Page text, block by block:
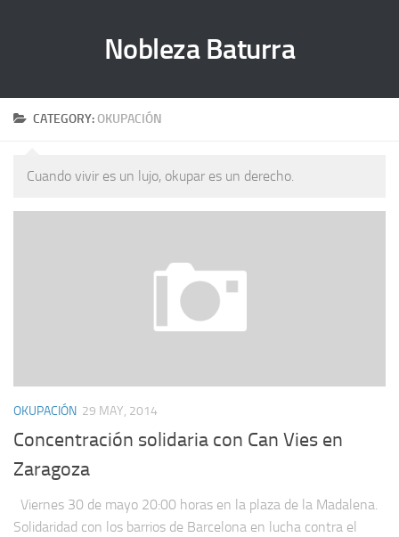
Nobleza Baturra
CATEGORY:OKUPACIÓN
Cuando vivir es un lujo, okupar es un derecho.
OKUPACIÓN 29 MAY, 2014
Concentración solidaria con Can Vies en
Zaragoza
Viernes 30 de mayo 20:00 horas en la plaza de la Madalena.
Solidaridad con los barrios de Barcelona en lucha contra el